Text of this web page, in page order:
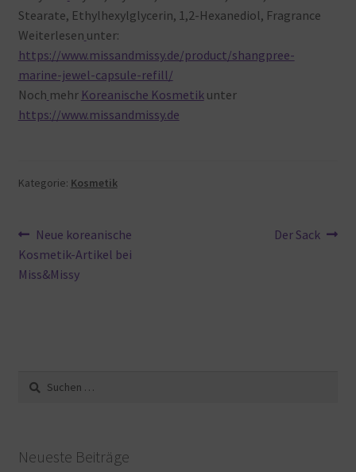
Stearate, Ethylhexylglycerin, 1,2-Hexanediol, Fragrance
Weiterlesen unter:
https://www.missandmissy.de/product/shangpree-
marine-jewel-capsule-refill/
Noch mehr Koreanische Kosmetikunter
https://www.missandmissy.de
Kategorie: Kosmetik
Beitragsnavigation
Vorheriger
Beitrag:
Neue koreanische
Kosmetik-Artikel bei
Miss&Missy
Nächster
Der Sack
Suche
nach:
Neueste Beiträge